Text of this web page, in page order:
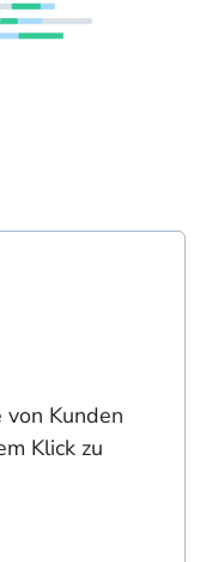
Kunden
Klick zu